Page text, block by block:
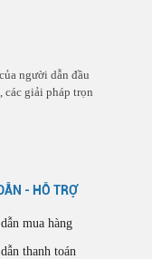
người dẫn đầu
các giải pháp trọn
- HỖ TRỢ
mua hàng
thanh toán